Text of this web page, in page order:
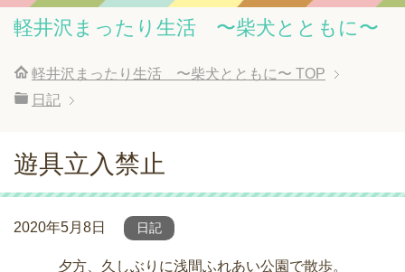
軽井沢まったり生活 〜柴犬とともに〜
軽井沢まったり生活 〜柴犬とともに〜 TOP
日記
遊具立入禁止
2020年5月8日 日記
夕方、久しぶりに浅間ふれあい公園で散歩。